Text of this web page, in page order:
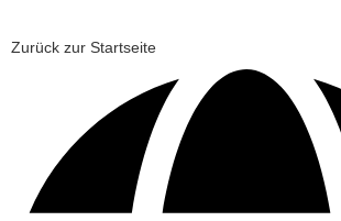
Zurück zur Startseite